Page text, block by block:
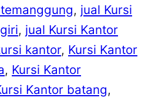
, jual Kursi
, jual Kursi Kantor
kantor, Kursi Kantor
, Kursi Kantor
Kantor batang